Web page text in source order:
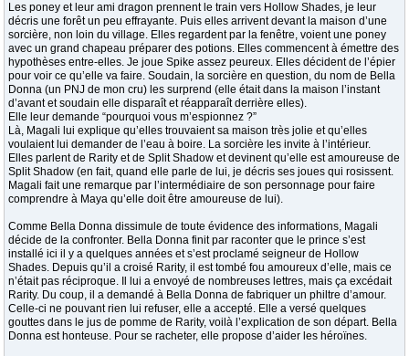
Les poney et leur ami dragon prennent le train vers Hollow Shades, je leur
décris une forêt un peu effrayante. Puis elles arrivent devant la maison d’une
sorcière, non loin du village. Elles regardent par la fenêtre, voient une poney
avec un grand chapeau préparer des potions. Elles commencent à émettre des
hypothèses entre-elles. Je joue Spike assez peureux. Elles décident de l’épier
pour voir ce qu’elle va faire. Soudain, la sorcière en question, du nom de Bella
Donna (un PNJ de mon cru) les surprend (elle était dans la maison l’instant
d’avant et soudain elle disparaît et réapparaît derrière elles).
Elle leur demande “pourquoi vous m’espionnez ?”
Là, Magali lui explique qu’elles trouvaient sa maison très jolie et qu’elles
voulaient lui demander de l’eau à boire. La sorcière les invite à l’intérieur.
Elles parlent de Rarity et de Split Shadow et devinent qu’elle est amoureuse de
Split Shadow (en fait, quand elle parle de lui, je décris ses joues qui rosissent.
Magali fait une remarque par l’intermédiaire de son personnage pour faire
comprendre à Maya qu’elle doit être amoureuse de lui).
Comme Bella Donna dissimule de toute évidence des informations, Magali
décide de la confronter. Bella Donna finit par raconter que le prince s’est
installé ici il y a quelques années et s’est proclamé seigneur de Hollow
Shades. Depuis qu’il a croisé Rarity, il est tombé fou amoureux d’elle, mais ce
n’était pas réciproque. Il lui a envoyé de nombreuses lettres, mais ça excédait
Rarity. Du coup, il a demandé à Bella Donna de fabriquer un philtre d’amour.
Celle-ci ne pouvant rien lui refuser, elle a accepté. Elle a versé quelques
gouttes dans le jus de pomme de Rarity, voilà l’explication de son départ. Bella
Donna est honteuse. Pour se racheter, elle propose d’aider les héroïnes.